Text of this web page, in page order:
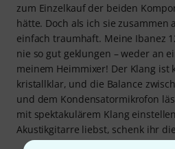
zum Einzelkauf der beiden
hätte. Doch als ich sie zusammen
einfach traumhaft. Meine Ibanez
nie so gut geklungen – weder an
meinem Heimmixer! Der Klang ist
kristallklar, und die Balance
und dem Kondensatormikrofon
mit spektakulärem Klang
Akustikgitarre liebst, schenk ihr